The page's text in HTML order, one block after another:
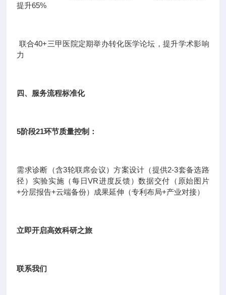
提升65%
联合40+三甲医院定期举办转化医学论坛，提升学术影响
力
四、服务流程标准化
5阶段21环节质量控制：
需求诊断（含3轮联席会议）方案设计（提供2-3套备选路
径）实验实施（每日VR进度反馈）数据交付（原始图片
+分层报告+云端备份）成果延伸（专利布局+产业对接）
立即开启高效科研之旅
联系我们